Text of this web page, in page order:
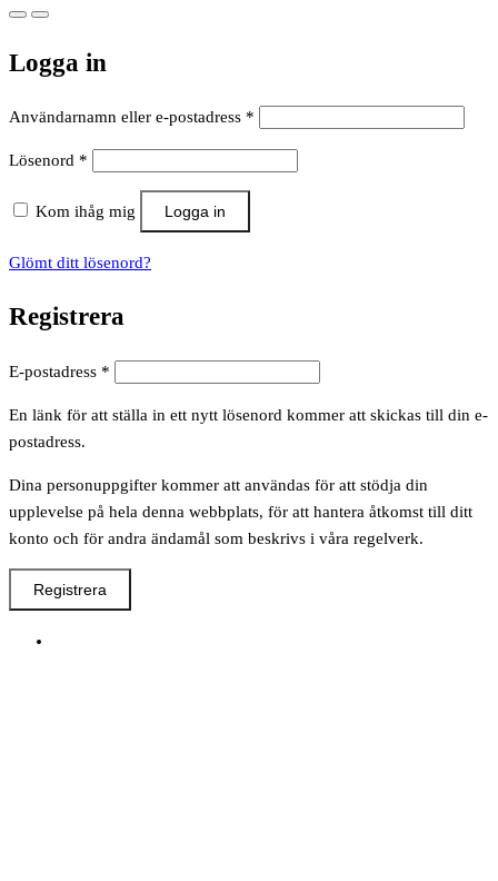
Logga in
Användarnamn eller e-postadress *
Lösenord *
Kom ihåg mig Logga in
Glömt ditt lösenord?
Registrera
E-postadress *
En länk för att ställa in ett nytt lösenord kommer att skickas till din e-
postadress.
Dina personuppgifter kommer att användas för att stödja din
upplevelse på hela denna webbplats, för att hantera åtkomst till ditt
konto och för andra ändamål som beskrivs i våra regelverk.
Registrera